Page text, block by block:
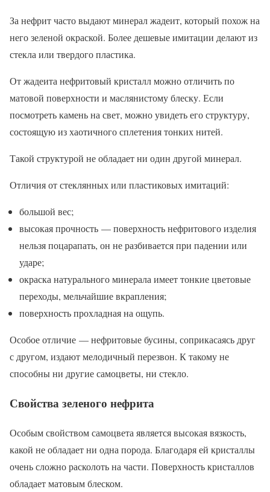
За нефрит часто выдают минерал жадеит, который похож на
него зеленой окраской. Более дешевые имитации делают из
стекла или твердого пластика.
От жадеита нефритовый кристалл можно отличить по
матовой поверхности и маслянистому блеску. Если
посмотреть камень на свет, можно увидеть его структуру,
состоящую из хаотичного сплетения тонких нитей.
Такой структурой не обладает ни один другой минерал.
Отличия от стеклянных или пластиковых имитаций:
большой вес;
высокая прочность — поверхность нефритового изделия
нельзя поцарапать, он не разбивается при падении или
ударе;
окраска натурального минерала имеет тонкие цветовые
переходы, мельчайшие вкрапления;
поверхность прохладная на ощупь.
Особое отличие — нефритовые бусины, соприкасаясь друг
с другом, издают мелодичный перезвон. К такому не
способны ни другие самоцветы, ни стекло.
Свойства зеленого нефрита
Особым свойством самоцвета является высокая вязкость,
какой не обладает ни одна порода. Благодаря ей кристаллы
очень сложно расколоть на части. Поверхность кристаллов
обладает матовым блеском.